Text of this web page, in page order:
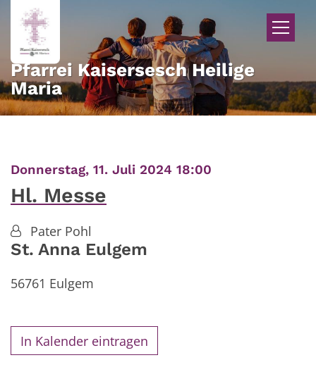
Zum Inhalt springen
Pfarrei Kaisersesch Heilige
Maria
Donnerstag, 11. Juli 2024 18:00
Hl. Messe
Pater Pohl
St. Anna Eulgem
56761 Eulgem
In Kalender eintragen